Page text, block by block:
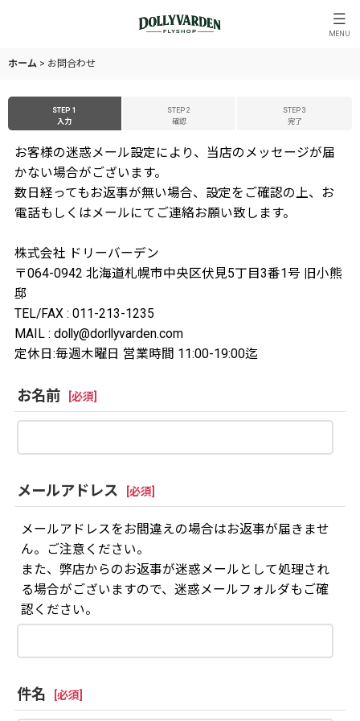
MENU
ホーム > お問合わせ
STEP 1
入力
STEP 2
確認
STEP 3
完了
お客様の迷惑メール設定により、当店のメッセージが届
かない場合がございます。
数日経ってもお返事が無い場合、設定をご確認の上、お
電話もしくはメールにてご連絡お願い致します。
株式会社 ドリーバーデン
〒064-0942 北海道札幌市中央区伏見5丁目3番1号 旧小熊
邸
TEL/FAX : 011-213-1235
MAIL : dolly@dorllyvarden.com
定休日:毎週木曜日 営業時間 11:00-19:00迄
お名前 必須
メールアドレス 必須
メールアドレスをお間違えの場合はお返事が届きませ
ん。ご注意ください。
また、弊店からのお返事が迷惑メールとして処理され
る場合がございますので、迷惑メールフォルダもご確
認ください。
件名 必須